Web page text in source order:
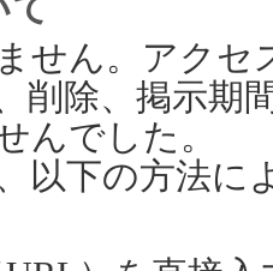
せん。アクセ
削除、掲示期
んでした。
以下の方法に